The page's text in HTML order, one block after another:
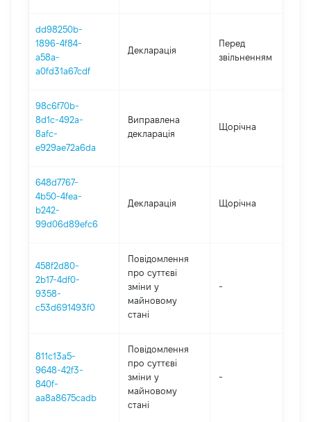
dd98250b-
1896-4f84-
a58a-
a0fd31a67cdf
Декларація
Перед
звільненням
98c6f70b-
8d1c-492a-
8afc-
e929ae72a6da
Виправлена
декларація
Щорічна
648d7767-
4b50-4fea-
b242-
99d06d89efc6
Декларація Щорічна
458f2d80-
2b17-4df0-
9358-
c53d691493f0
Повідомлення
про суттєві
зміни y
майновому
стані
-
811c13a5-
9648-42f3-
840f-
aa8a8675cadb
Повідомлення
про суттєві
зміни y
майновому
стані
-